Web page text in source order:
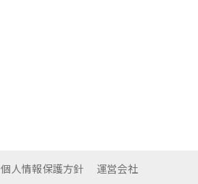
個人情報保護方針 運営会社